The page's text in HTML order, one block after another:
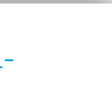
Sie
Ihr Unternehmen
der